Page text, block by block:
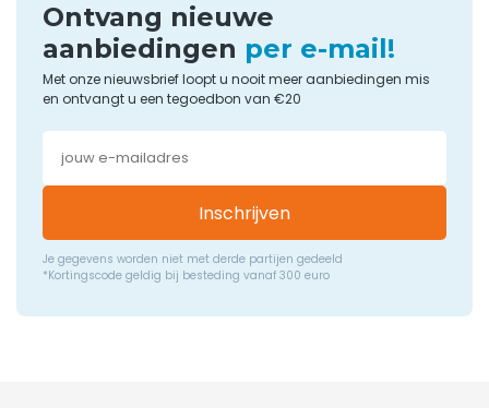
Ontvang nieuwe
aanbiedingen per e-mail!
Met onze nieuwsbrief loopt u nooit meer aanbiedingen mis
en ontvangt u een tegoedbon van €20
Inschrijven
Je gegevens worden niet met derde partijen gedeeld
*Kortingscode geldig bij besteding vanaf 300 euro